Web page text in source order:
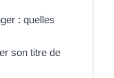
: quelles
son titre de